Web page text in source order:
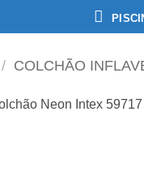
/ COLCHÃO